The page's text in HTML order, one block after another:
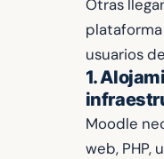
Otras
usuarios
1.
Moodle
web, PHP,